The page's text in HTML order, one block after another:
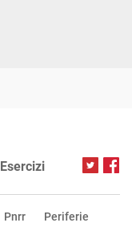
Esercizi
Pnrr Periferie